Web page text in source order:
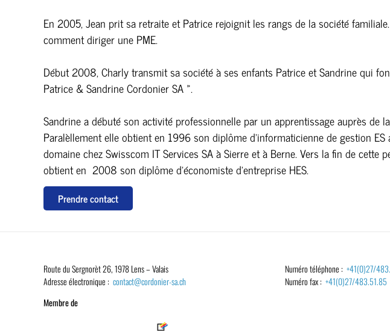
En 2005, Jean prit sa retraite et Patrice rejoignit les rangs de la société
comment diriger une PME.
Début 2008, Charly transmit sa société à ses enfants Patrice et Sandrine qui
Patrice & Sandrine Cordonier SA ».
Sandrine a débuté son activité professionnelle par un apprentissage auprès
Paralèllement elle obtient en 1996 son diplôme d’informaticienne de gestion
domaine chez Swisscom IT Services SA à Sierre et à Berne. Vers la fin de
obtient en 2008 son diplôme d’économiste d’entreprise HES.
Prendre contact
Route du Sergnorèt 26, 1978 Lens – Valais
Adresse électronique : contact@cordonier-sa.ch
​Numéro téléphone : +41(0)27/
Numéro fax : +41(0)27/483.51.85
Membre de